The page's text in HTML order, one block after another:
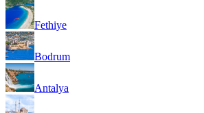
Fethiye
Bodrum
Antalya